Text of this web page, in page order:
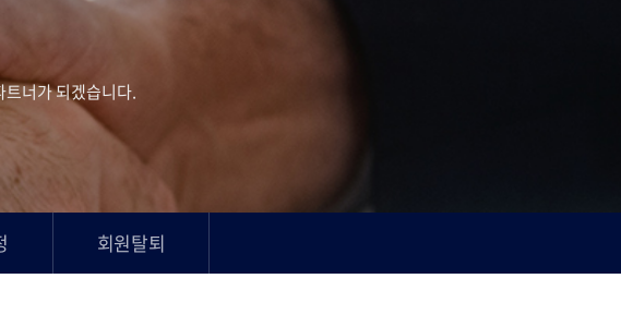
너가 되겠습니다.
회원탈퇴